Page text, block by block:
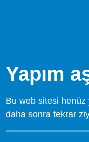
Yapım
Bu web sitesi henüz
daha sonra tekrar